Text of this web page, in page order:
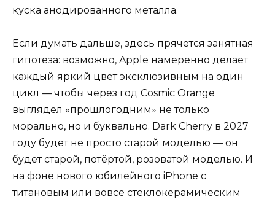
куска анодированного металла.
Если думать дальше, здесь прячется занятная
гипотеза: возможно, Apple намеренно делает
каждый яркий цвет эксклюзивным на один
цикл — чтобы через год Cosmic Orange
выглядел «прошлогодним» не только
морально, но и буквально. Dark Cherry в 2027
году будет не просто старой моделью — он
будет старой, потёртой, розоватой моделью. И
на фоне нового юбилейного iPhone с
титановым или вовсе стеклокерамическим